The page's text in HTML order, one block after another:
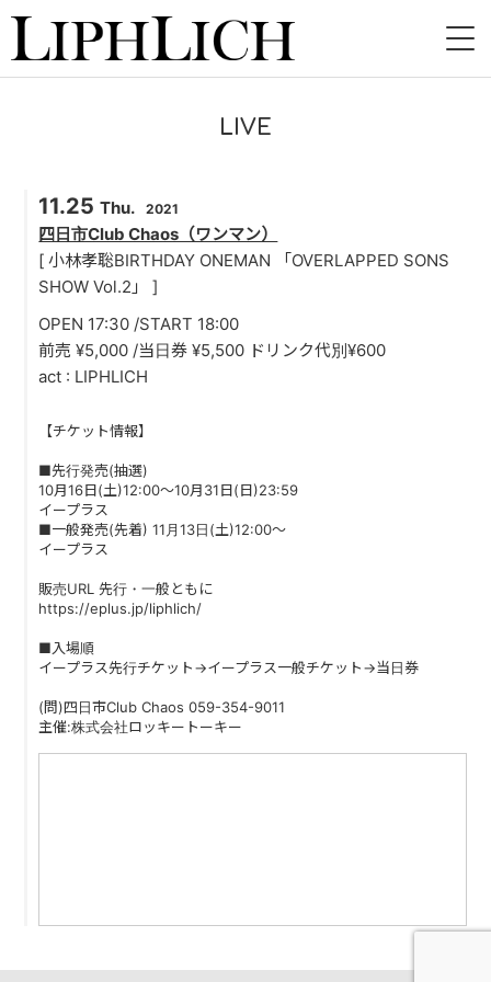
LIVE
INSTORE
VIDEO
PAST LIVE
GOODS
CONTACT
MESSAGE
LIVE
11.25 Thu. 2021
四日市Club Chaos（ワンマン）
[ 小林孝聡BIRTHDAY ONEMAN 「OVERLAPPED SONS
SHOW Vol.2」 ]
OPEN 17:30 /START 18:00
前売 ¥5,000 /当日券 ¥5,500 ドリンク代別¥600
act : LIPHLICH
【チケット情報】
■先行発売(抽選)
10月16日(土)12:00〜10月31日(日)23:59
イープラス
■一般発売(先着) 11月13日(土)12:00〜
イープラス
販売URL 先行・一般ともに
https://eplus.jp/liphlich/
■入場順
イープラス先行チケット→イープラス一般チケット→当日券
(問)四日市Club Chaos 059-354-9011
主催:株式会社ロッキートーキー